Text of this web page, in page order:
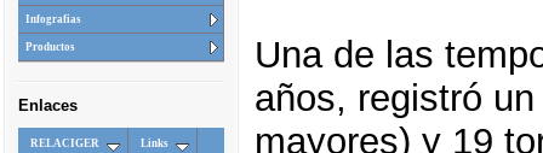
Infografias
Productos
Enlaces
RELACIGER Links
Una de las
años, registró
mayores) y 19